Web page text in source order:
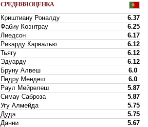
СРЕДНЯЯ ОЦЕНКА
Криштиану Роналду
6.37
Фабиу Коэнтрау
6.25
Лиедсон
6.17
Рикарду Карвалью
6.12
Тьягу
6.12
Эдуарду
6.12
Бруну Алвеш
6.0
Педру Мендеш
6.0
Раул Мейрелеш
5.87
Симау Саброза
5.87
Угу Алмейда
5.75
Дуда
5.75
Данни
5.67